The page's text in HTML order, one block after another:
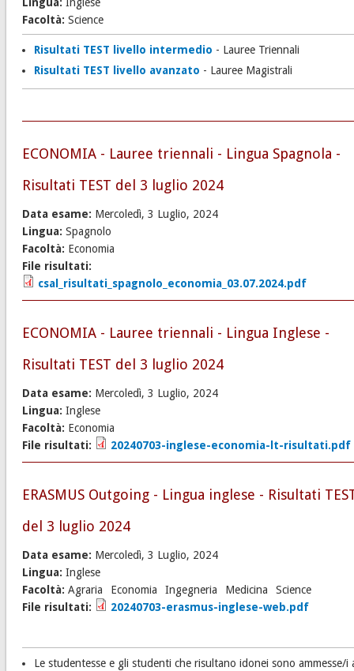
Lingua: Inglese
Facoltà: Science
Risultati TEST livello intermedio - Lauree Triennali
Risultati TEST livello avanzato - Lauree Magistrali
ECONOMIA - Lauree triennali - Lingua Spagnola -
Risultati TEST del 3 luglio 2024
Data esame: Mercoledì, 3 Luglio, 2024
Lingua: Spagnolo
Facoltà: Economia
File risultati:
csal_risultati_spagnolo_economia_03.07.2024.pdf
ECONOMIA - Lauree triennali - Lingua Inglese -
Risultati TEST del 3 luglio 2024
Data esame: Mercoledì, 3 Luglio, 2024
Lingua: Inglese
Facoltà: Economia
File risultati:
20240703-inglese-economia-lt-risultati.pdf
ERASMUS Outgoing - Lingua inglese - Risultati
del 3 luglio 2024
Data esame: Mercoledì, 3 Luglio, 2024
Lingua: Inglese
Facoltà: Agraria Economia Ingegneria Medicina
Science
File risultati:
20240703-erasmus-inglese-web.pdf
Le studentesse e gli studenti che risultano idonei sono ammesse/i